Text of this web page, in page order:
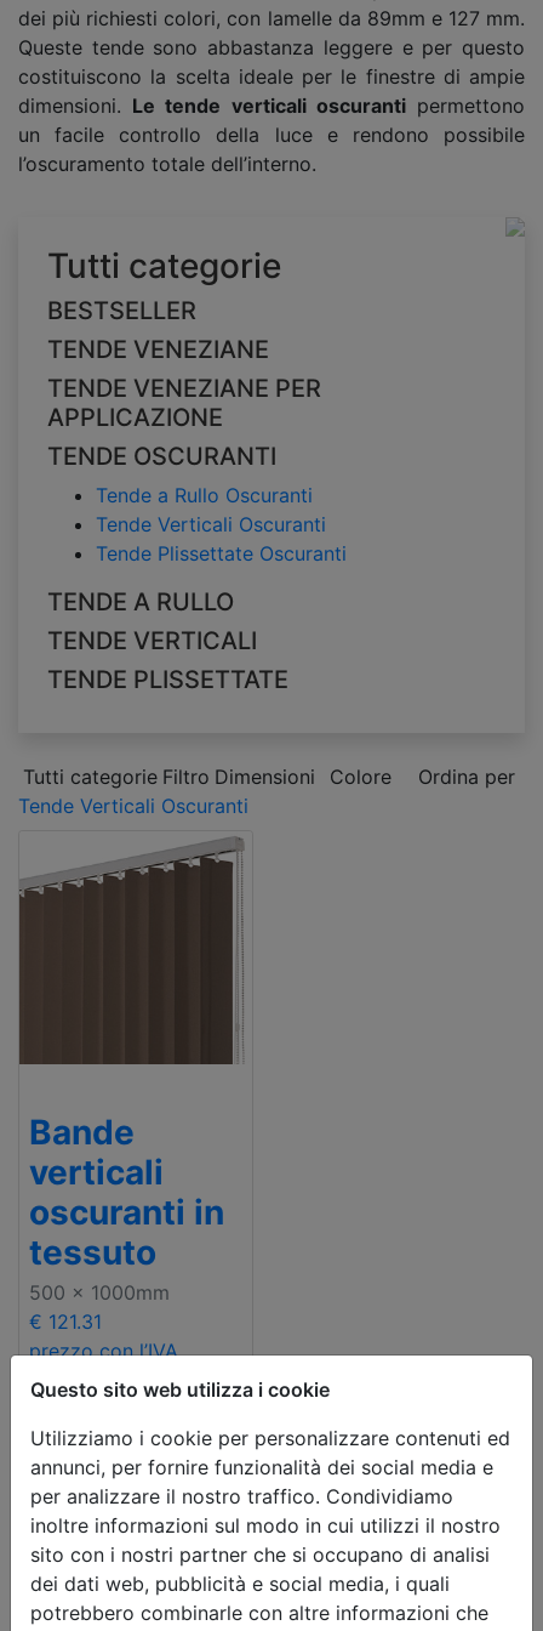
Questo sito web utilizza i cookie
Utilizziamo i cookie per personalizzare contenuti ed
annunci, per fornire funzionalità dei social media e
per analizzare il nostro traffico. Condividiamo
inoltre informazioni sul modo in cui utilizzi il nostro
sito con i nostri partner che si occupano di analisi
dei dati web, pubblicità e social media, i quali
potrebbero combinarle con altre informazioni che
dei più richiesti colori, con lamelle da 89mm e 127 mm.
Queste tende sono abbastanza leggere e per questo
costituiscono la scelta ideale per le finestre di ampie
dimensioni. Le tende verticali oscurantipermettono
un facile controllo della luce e rendono possibile
l’oscuramento totale dell’interno.
Tutti categorie
BESTSELLER
TENDE VENEZIANE
TENDE VENEZIANE PER
APPLICAZIONE
TENDE OSCURANTI
Tende a Rullo Oscuranti
Tende Verticali Oscuranti
Tende Plissettate Oscuranti
TENDE A RULLO
TENDE VERTICALI
TENDE PLISSETTATE
Tutti categorie Filtro Dimensioni Colore
Ordina per
Tende Verticali Oscuranti
Bande
verticali
oscuranti in
tessuto
500 x 1000mm
€ 121.31
prezzo con l’IVA